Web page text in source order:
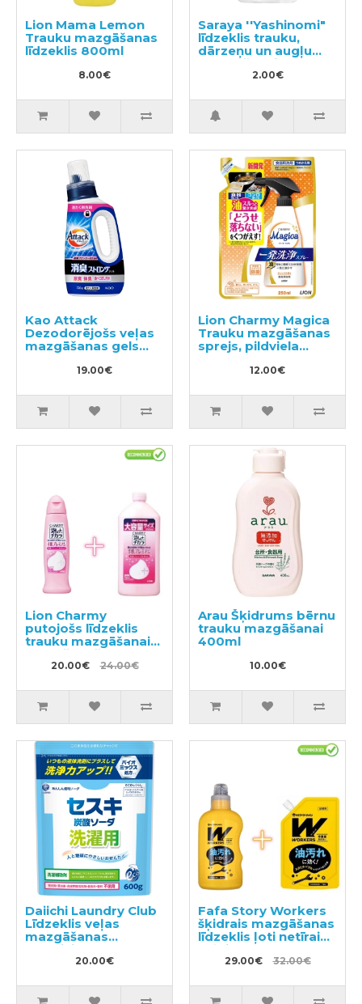
Lion Mama Lemon
Trauku mazgāšanas
līdzeklis 800ml
8.00€
Saraya ''Yashinomi"
līdzeklis trauku,
dārzeņu un augļu
mazgāšanai,
paraugs 50ml
2.00€
Kao Attack
Dezodorējošs veļas
mazgāšanas gels
19.00€
Lion Charmy Magica
Trauku mazgāšanas
sprejs, pildviela
12.00€
Lion Charmy
putojošs līdzeklis
trauku mazgāšanai
ar mežrozīšu
aromātu 240ml +
20.00€ 24.00€
Arau Šķidrums bērnu
trauku mazgāšanai
400ml
10.00€
Daiichi Laundry Club
Līdzeklis veļas
mazgāšanas
efektivitātes
palielināšanai 600g
20.00€
Fafa Story Workers
šķidrais mazgāšanas
līdzeklis ļoti netīrai
veļai un darba
apģērbam 800ml +
29.00€ 32.00€